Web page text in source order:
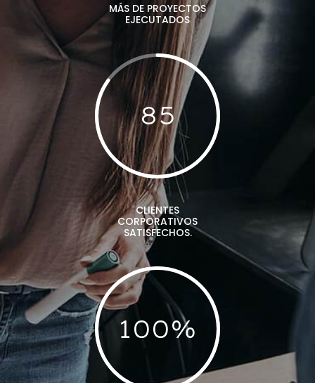
MÁS DE PROYECTOS
EJECUTADOS
85
CLIENTES
CORPORATIVOS
SATISFECHOS.
100%